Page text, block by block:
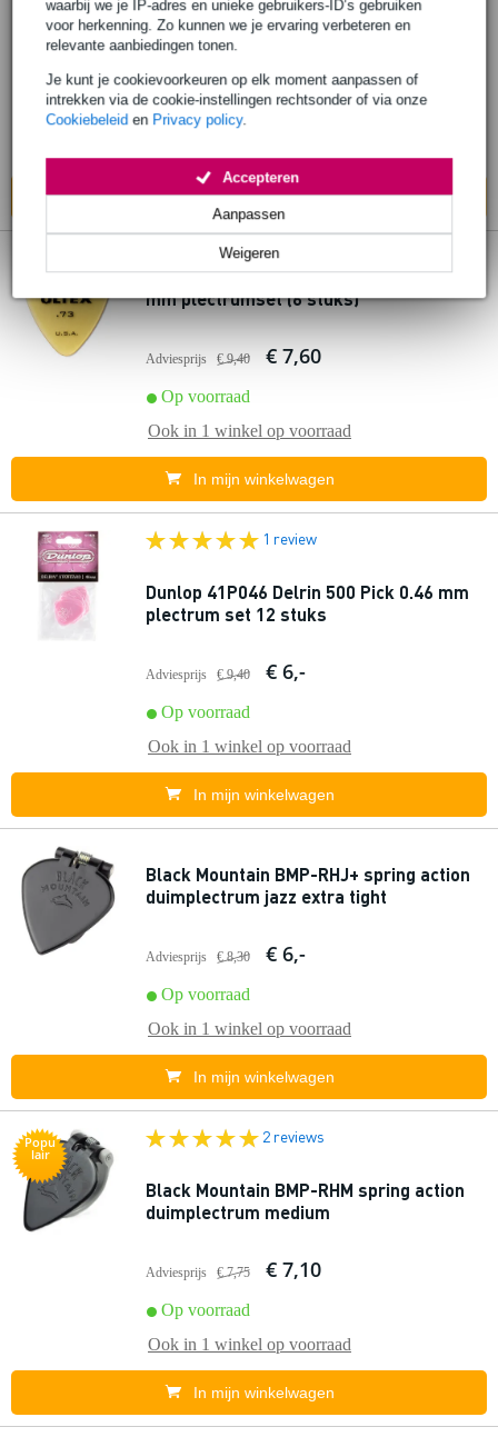
waarbij we je IP-adres en unieke gebruikers-ID’s gebruiken
voor herkenning. Zo kunnen we je ervaring verbeteren en
relevante aanbiedingen tonen.
Je kunt je cookievoorkeuren op elk moment aanpassen of
intrekken via de cookie-instellingen rechtsonder of via onze
Cookiebeleid en Privacy policy.
Weigeren
Aanpassen
Accepteren
duimplectrums, 0.0225-0.025 inch
€ 12,10
Op voorraad
In mijn winkelwagen
Dunlop 421P073 Ultex Standard Pick 0.73
mm plectrumset (6 stuks)
Adviesprijs € 9,40 € 7,60
Op voorraad
Ook in 1 winkel op voorraad
In mijn winkelwagen
1 review
Dunlop 41P046 Delrin 500 Pick 0.46 mm
plectrum set 12 stuks
Adviesprijs € 9,40 € 6,-
Op voorraad
Ook in 1 winkel op voorraad
In mijn winkelwagen
Black Mountain BMP-RHJ+ spring action
duimplectrum jazz extra tight
Adviesprijs € 8,30 € 6,-
Op voorraad
Ook in 1 winkel op voorraad
In mijn winkelwagen
Popu
lair
2 reviews
Black Mountain BMP-RHM spring action
duimplectrum medium
Adviesprijs € 7,75 € 7,10
Op voorraad
Ook in 1 winkel op voorraad
In mijn winkelwagen